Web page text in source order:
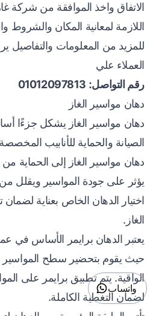
الاتفاق واخذ الموافقة من شركة
اللازمة لمعانية المكان والشروط
للمزيد من المعلومات والتفاصيل
العملاء علي
رقم التواصل: 01012097813
دهان مواسير الغاز
دهان مواسير الغاز يشكل جزءًا
الصيانة والحماية للأنابيب
دهان مواسير الغاز إلى الحماية من
يؤثر على جودة المواسير ويقلل
اختيار الدهان الخاص بعناية لضمان
الغاز.
يعتبر الدهان برايمر الأساس في
حيث يقوم بتحضير سطح المواسير
الواقية. يتم تطبيق برايمر على
لضمان التغطية الكاملة.
واتساب